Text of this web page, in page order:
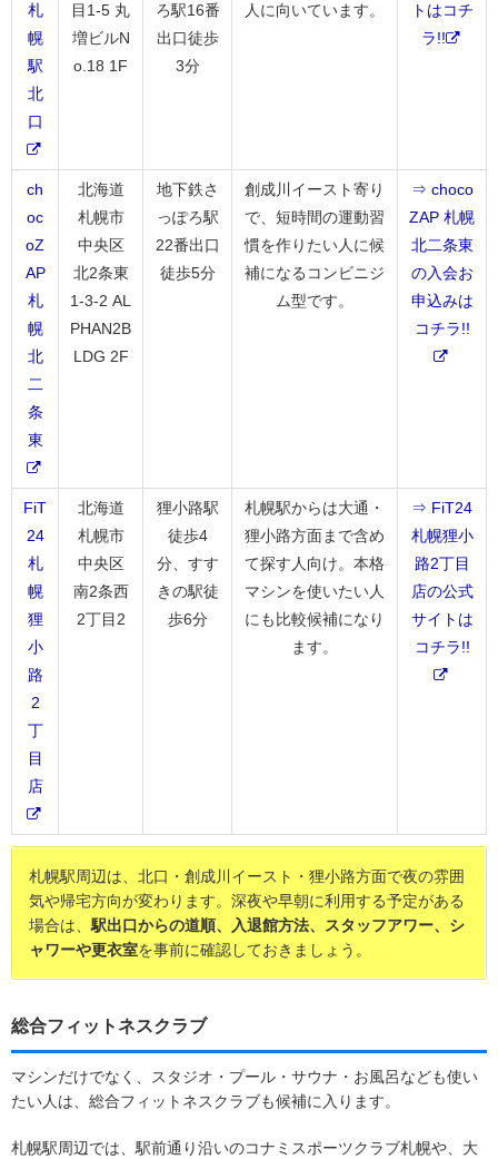
札
幌
駅
北
口
目1-5 丸
増ビルN
o.18 1F
ろ駅16番
出口徒歩
3分
人に向いています。
トはコチ
ラ!!
ch
oc
oZ
AP
札
幌
北
二
条
東
北海道
札幌市
中央区
北2条東
1-3-2 AL
PHAN2B
LDG 2F
地下鉄さ
っぽろ駅
22番出口
徒歩5分
創成川イースト寄り
で、短時間の運動習
慣を作りたい人に候
補になるコンビニジ
ム型です。
⇒ choco
ZAP 札幌
北二条東
の入会お
申込みは
コチラ!!
FiT
24
札
幌
狸
小
路
2
丁
目
店
北海道
札幌市
中央区
南2条西
2丁目2
狸小路駅
徒歩4
分、すす
きの駅徒
歩6分
札幌駅からは大通・
狸小路方面まで含め
て探す人向け。本格
マシンを使いたい人
にも比較候補になり
ます。
⇒ FiT24
札幌狸小
路2丁目
店の公式
サイトは
コチラ!!
札幌駅周辺は、北口・創成川イースト・狸小路方面で夜の雰囲
気や帰宅方向が変わります。深夜や早朝に利用する予定がある
場合は、駅出口からの道順、入退館方法、スタッフアワー、シ
ャワーや更衣室を事前に確認しておきましょう。
総合フィットネスクラブ
マシンだけでなく、スタジオ・プール・サウナ・お風呂なども使い
たい人は、総合フィットネスクラブも候補に入ります。
札幌駅周辺では、駅前通り沿いのコナミスポーツクラブ札幌や、大